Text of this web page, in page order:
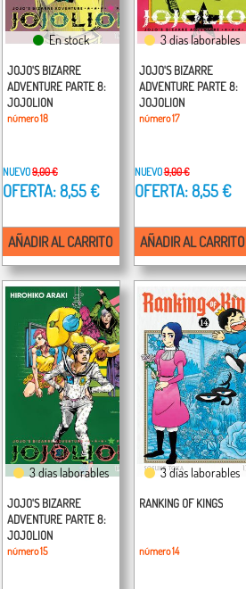
En stock
JOJO'S BIZARRE
ADVENTURE PARTE 8:
JOJOLION
número 18
NUEVO9,00 €
OFERTA: 8,55 €
AÑADIR AL CARRITO
3 días laborables
JOJO'S BIZARRE
ADVENTURE PARTE 8:
JOJOLION
número 17
NUEVO9,00 €
OFERTA: 8,55 €
AÑADIR AL CARRITO
3 días laborables
JOJO'S BIZARRE
ADVENTURE PARTE 8:
JOJOLION
número 15
3 días laborables
RANKING OF KINGS
número 14